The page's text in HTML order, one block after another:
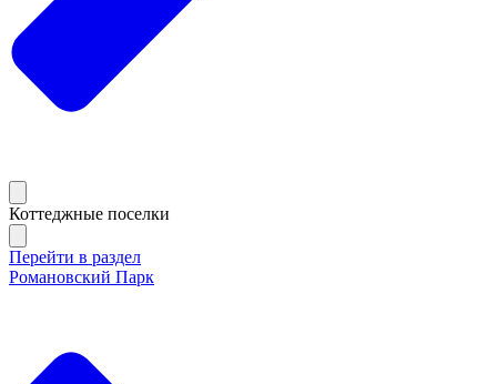
Коттеджные поселки
Перейти в раздел
Романовский Парк